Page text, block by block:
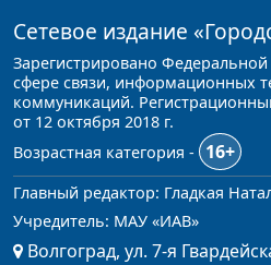
Сетевое издание
Зарегистрировано
сфере связи, информационных
коммуникаций.
от 12 октября 2018 г.
Возрастная категория -
16+
Главный редактор: Гладкая
Учредитель: МАУ «ИАВ»
Волгоград, ул. 7-я